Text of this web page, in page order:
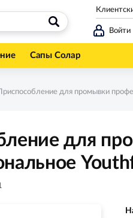
Войти
Сапы Солар
для промывки
для